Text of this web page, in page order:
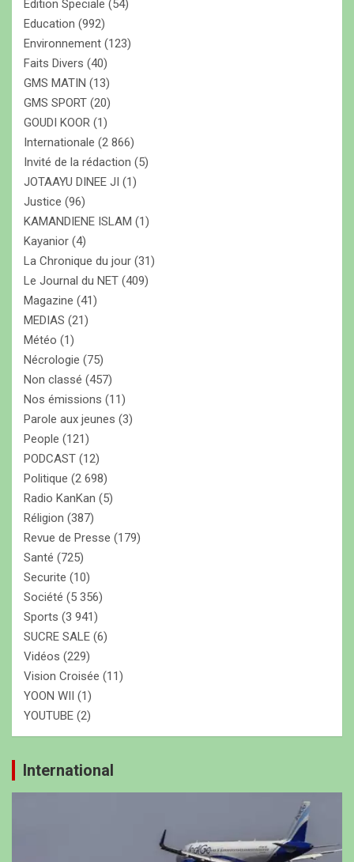
Edition Speciale (54)
Education (992)
Environnement (123)
Faits Divers (40)
GMS MATIN (13)
GMS SPORT (20)
GOUDI KOOR (1)
Internationale (2 866)
Invité de la rédaction (5)
JOTAAYU DINEE JI (1)
Justice (96)
KAMANDIENE ISLAM (1)
Kayanior (4)
La Chronique du jour (31)
Le Journal du NET (409)
Magazine (41)
MEDIAS (21)
Météo (1)
Nécrologie (75)
Non classé (457)
Nos émissions (11)
Parole aux jeunes (3)
People (121)
PODCAST (12)
Politique (2 698)
Radio KanKan (5)
Réligion (387)
Revue de Presse (179)
Santé (725)
Securite (10)
Société (5 356)
Sports (3 941)
SUCRE SALE (6)
Vidéos (229)
Vision Croisée (11)
YOON WII (1)
YOUTUBE (2)
International